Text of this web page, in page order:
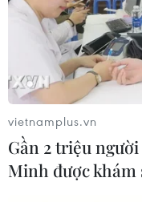
vietnamplus.vn
Gần 2 triệu
Minh được khám